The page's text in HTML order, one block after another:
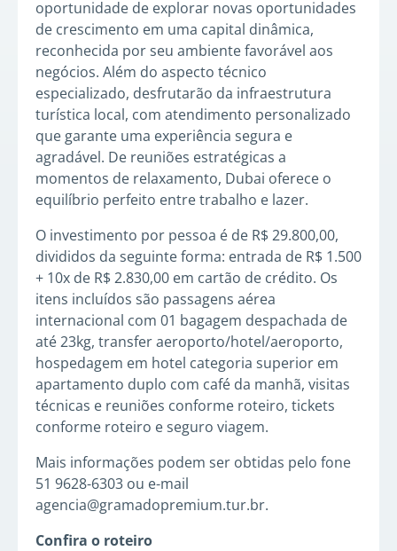
oportunidade de explorar novas oportunidades
de crescimento em uma capital dinâmica,
reconhecida por seu ambiente favorável aos
negócios. Além do aspecto técnico
especializado, desfrutarão da infraestrutura
turística local, com atendimento personalizado
que garante uma experiência segura e
agradável. De reuniões estratégicas a
momentos de relaxamento, Dubai oferece o
equilíbrio perfeito entre trabalho e lazer.
O investimento por pessoa é de R$ 29.800,00,
divididos da seguinte forma: entrada de R$ 1.500
+ 10x de R$ 2.830,00 em cartão de crédito. Os
itens incluídos são passagens aérea
internacional com 01 bagagem despachada de
até 23kg, transfer aeroporto/hotel/aeroporto,
hospedagem em hotel categoria superior em
apartamento duplo com café da manhã, visitas
técnicas e reuniões conforme roteiro, tickets
conforme roteiro e seguro viagem.
Mais informações podem ser obtidas pelo fone
51 9628-6303 ou e-mail
agencia@gramadopremium.tur.br.
Confira o roteiro